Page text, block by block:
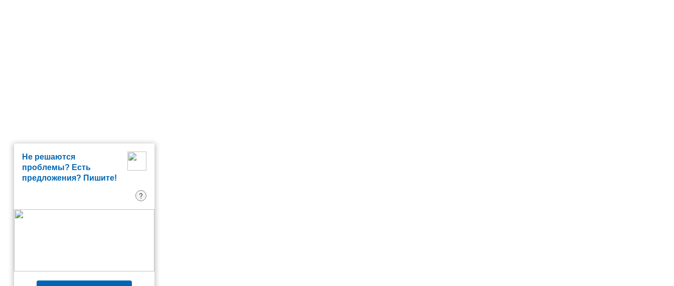
Не решаются
проблемы? Есть
предложения? Пишите!
?